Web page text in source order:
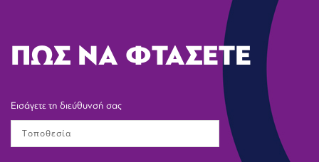
ΠΩΣ ΝΑ ΦΤΑΣΕΤΕ
Εισάγετε τη διεύθυνσή σας